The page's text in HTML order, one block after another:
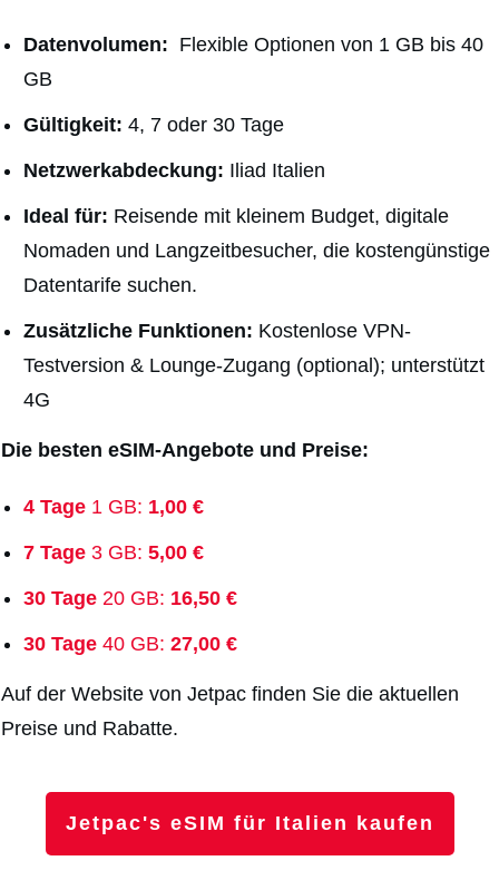
Datenvolumen: Flexible Optionen von 1 GB bis 40
GB
Gültigkeit: 4, 7 oder 30 Tage
Netzwerkabdeckung: Iliad Italien
Ideal für: Reisende mit kleinem Budget, digitale
Nomaden und Langzeitbesucher, die kostengünstige
Datentarife suchen.
Zusätzliche Funktionen: Kostenlose VPN-
Testversion & Lounge-Zugang (optional); unterstützt
4G
Die besten eSIM-Angebote und Preise:
4 Tage 1 GB: 1,00 €
7 Tage 3 GB: 5,00 €
30 Tage 20 GB: 16,50 €
30 Tage 40 GB: 27,00 €
Auf der Website von Jetpac finden Sie die aktuellen
Preise und Rabatte.
Jetpac's eSIM für Italien kaufen